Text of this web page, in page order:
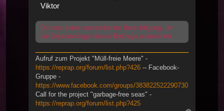
Viktor
Du hast keine ausreichende Berechtigung, um
die Dateianhänge dieses Beitrags anzusehen.
Aufruf zum Projekt "Müll-freie Meere" -
https://reprap.org/forum/list.php?426 -- Facebook-
Gruppe -
https://www.facebook.com/groups/383822522290730
Call for the project "garbage-free seas" -
https://reprap.org/forum/list.php?425